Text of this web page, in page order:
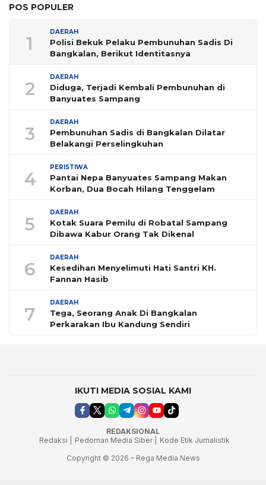
POS POPULER
1
DAERAH
Polisi Bekuk Pelaku Pembunuhan Sadis Di
Bangkalan, Berikut Identitasnya
2
DAERAH
Diduga, Terjadi Kembali Pembunuhan di
Banyuates Sampang
3
DAERAH
Pembunuhan Sadis di Bangkalan Dilatar
Belakangi Perselingkuhan
4
PERISTIWA
Pantai Nepa Banyuates Sampang Makan
Korban, Dua Bocah Hilang Tenggelam
5
DAERAH
Kotak Suara Pemilu di Robatal Sampang
Dibawa Kabur Orang Tak Dikenal
6
DAERAH
Kesedihan Menyelimuti Hati Santri KH.
Fannan Hasib
7
DAERAH
Tega, Seorang Anak Di Bangkalan
Perkarakan Ibu Kandung Sendiri
IKUTI MEDIA SOSIAL KAMI
REDAKSIONAL
Redaksi |
Pedoman Media Siber |
Kode Etik Jurnalistik
Copyright © 2026 – Rega Media News